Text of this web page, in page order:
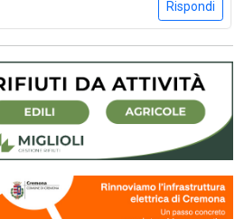
Rispondi